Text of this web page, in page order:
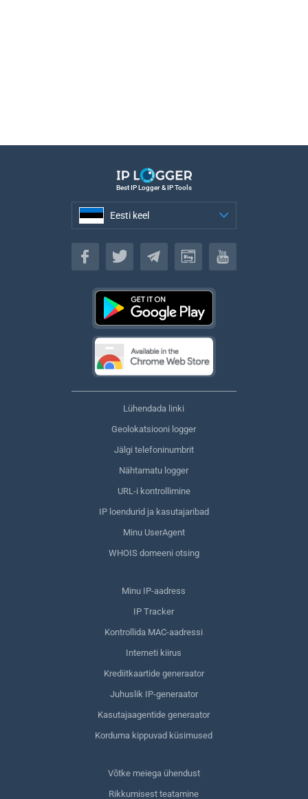
Best IP Logger & IP Tools
Eesti keel
Eesti keel
Lühendada linki
Geolokatsiooni logger
Jälgi telefoninumbrit
Nähtamatu logger
URL-i kontrollimine
IP loendurid ja kasutajaribad
Minu UserAgent
WHOIS domeeni otsing
Minu IP-aadress
IP Tracker
Kontrollida MAC-aadressi
Interneti kiirus
Krediitkaartide generaator
Juhuslik IP-generaator
Kasutajaagentide generaator
Korduma kippuvad küsimused
Võtke meiega ühendust
Rikkumisest teatamine